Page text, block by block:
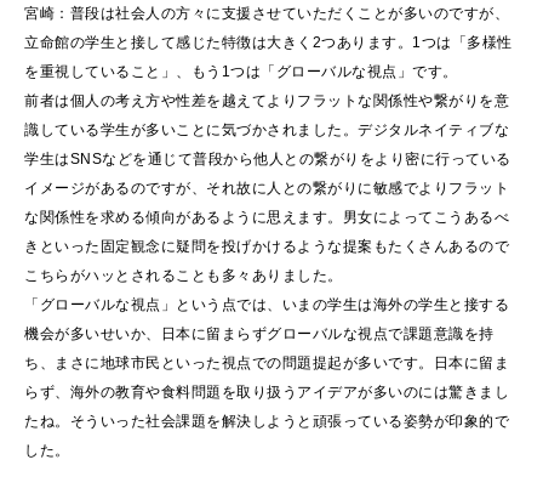
宮崎：普段は社会人の方々に支援させていただくことが多いのですが、
立命館の学生と接して感じた特徴は大きく2つあります。1つは「多様性
を重視していること」、もう1つは「グローバルな視点」です。
前者は個人の考え方や性差を越えてよりフラットな関係性や繋がりを意
識している学生が多いことに気づかされました。デジタルネイティブな
学生はSNSなどを通じて普段から他人との繋がりをより密に行っている
イメージがあるのですが、それ故に人との繋がりに敏感でよりフラット
な関係性を求める傾向があるように思えます。男女によってこうあるべ
きといった固定観念に疑問を投げかけるような提案もたくさんあるので
こちらがハッとされることも多々ありました。
「グローバルな視点」という点では、いまの学生は海外の学生と接する
機会が多いせいか、日本に留まらずグローバルな視点で課題意識を持
ち、まさに地球市民といった視点での問題提起が多いです。日本に留ま
らず、海外の教育や食料問題を取り扱うアイデアが多いのには驚きまし
たね。そういった社会課題を解決しようと頑張っている姿勢が印象的で
した。